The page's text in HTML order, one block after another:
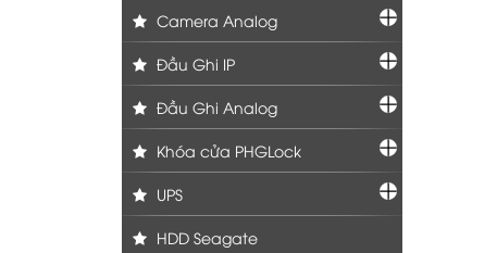
Camera Analog
Đầu Ghi IP
Đầu Ghi Analog
Khóa cửa PHGLock
UPS
HDD Seagate